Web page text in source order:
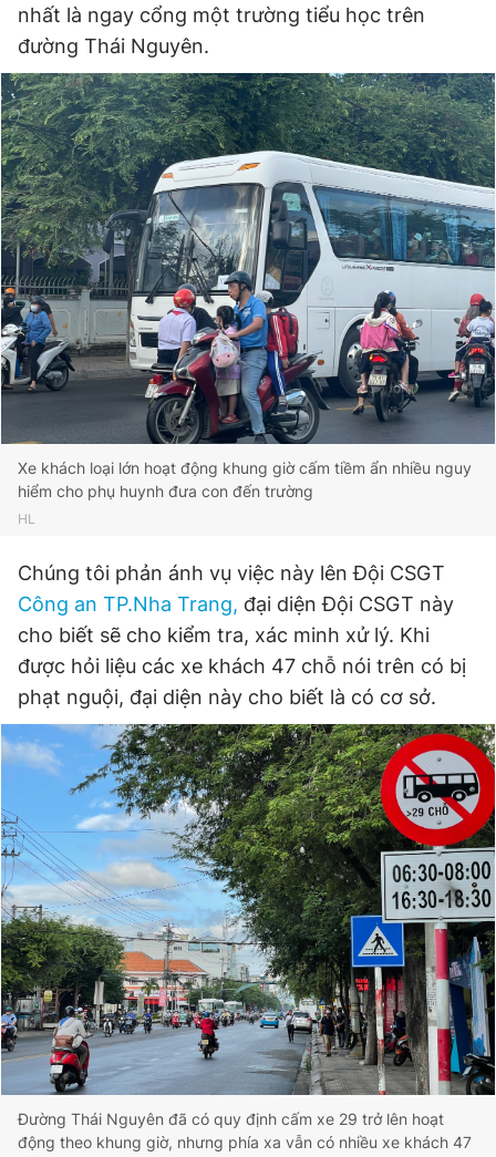
nhất là ngay cổng một trường tiểu học trên
đường Thái Nguyên.
Xe khách loại lớn hoạt động khung giờ cấm tiềm ẩn nhiều nguy
hiểm cho phụ huynh đưa con đến trường
HL
Chúng tôi phản ánh vụ việc này lên Đội CSGT
Công an TP.Nha Trang, đại diện Đội CSGT này
cho biết sẽ cho kiểm tra, xác minh xử lý. Khi
được hỏi liệu các xe khách 47 chỗ nói trên có bị
phạt nguội, đại diện này cho biết là có cơ sở.
Đường Thái Nguyên đã có quy định cấm xe 29 trở lên hoạt
động theo khung giờ, nhưng phía xa vẫn có nhiều xe khách 47